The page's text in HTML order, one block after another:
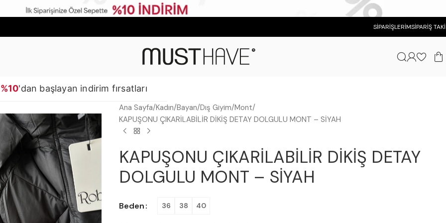
SIPARIŞLERIMSIPARIŞ
%10'dan başlayan indirim fırsatları
Ana Sayfa Kadın Bayan Dış Giyim Mont
KAPUŞONU ÇIKARİLABİLİR DİKİŞ DETAY DOLGULU MONT – SİYAH
KAPUŞONU ÇIKARİLABİLİR DİKİŞ DETAY
DOLGULU MONT – SİYAH
Beden 36 38 40